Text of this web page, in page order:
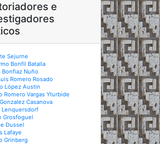
e
Sejurne
Bonfil Batalla
Bonfiaz Nuño
Romero Rosado
López Austin
Romero Vargas Yturbide
Casanova
Lenquersdorf
Grosfoguel
Dussel
Lafaye
Grinberg